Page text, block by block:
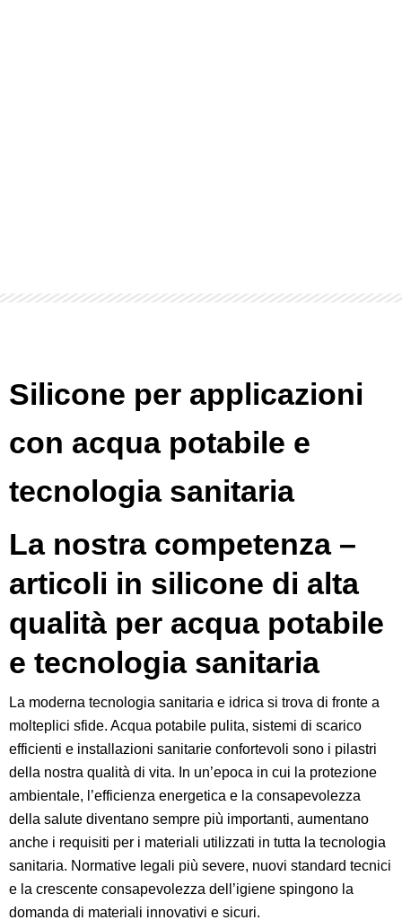
Silicone per applicazioni
con acqua potabile e
tecnologia sanitaria
La nostra competenza –
articoli in silicone di alta
qualità per acqua potabile
e tecnologia sanitaria
La moderna tecnologia sanitaria e idrica si trova di fronte a
molteplici sfide. Acqua potabile pulita, sistemi di scarico
efficienti e installazioni sanitarie confortevoli sono i pilastri
della nostra qualità di vita. In un’epoca in cui la protezione
ambientale, l’efficienza energetica e la consapevolezza
della salute diventano sempre più importanti, aumentano
anche i requisiti per i materiali utilizzati in tutta la tecnologia
sanitaria. Normative legali più severe, nuovi standard tecnici
e la crescente consapevolezza dell’igiene spingono la
domanda di materiali innovativi e sicuri.